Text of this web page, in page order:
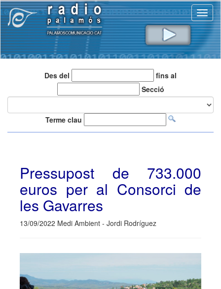
Des del
fins al
Secció
Terme clau
Pressupost de 733.000
euros per al Consorci de
les Gavarres
13/09/2022 Medi Ambient - Jordi Rodríguez